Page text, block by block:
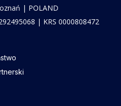
| POLAND
| KRS 0000808472